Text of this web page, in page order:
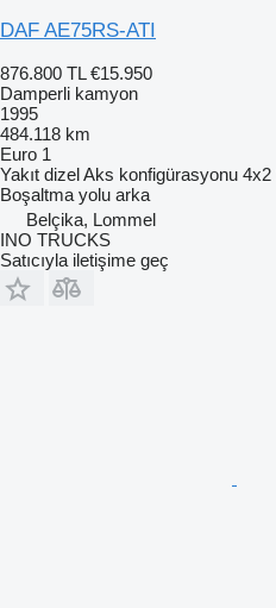
DAF AE75RS-ATI
876.800 TL €15.950
Damperli kamyon
1995
484.118 km
Euro 1
Yakıt dizelAks konfigürasyonu 4x2
Boşaltma yolu arka
Belçika, Lommel
INO TRUCKS
Satıcıyla iletişime geç